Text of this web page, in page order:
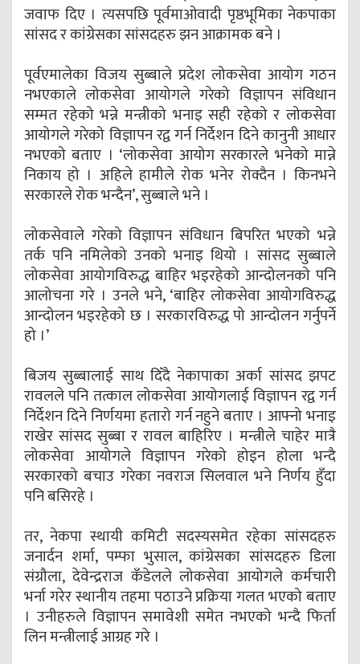
जवाफ दिए । त्यसपछि पूर्वमाओवादी पृष्ठभूमिका नेकपाका
सांसद र कांग्रेसका सांसदहरु झन आक्रामक बने ।
पूर्वएमालेका विजय सुब्बाले प्रदेश लोकसेवा आयोग गठन
नभएकाले लोकसेवा आयोगले गरेको विज्ञापन संविधान
सम्मत रहेको भन्ने मन्त्रीको भनाइ सही रहेको र लोकसेवा
आयोगले गरेको विज्ञापन रद्व गर्न निर्देशन दिने कानुनी आधार
नभएको बताए । ‘लोकसेवा आयोग सरकारले भनेको मान्ने
निकाय हो । अहिले हामीले रोक भनेर रोक्दैन । किनभने
सरकारले रोक भन्दैन’, सुब्बाले भने ।
लोकसेवाले गरेको विज्ञापन संविधान बिपरित भएको भन्ने
तर्क पनि नमिलेको उनको भनाइ थियो । सांसद सुब्बाले
लोकसेवा आयोगविरुद्ध बाहिर भइरहेको आन्दोलनको पनि
आलोचना गरे । उनले भने, ‘बाहिर लोकसेवा आयोगविरुद्ध
आन्दोलन भइरहेको छ । सरकारविरुद्ध पो आन्दोलन गर्नुपर्ने
हो ।’
बिजय सुब्बालाई साथ दिँदै नेकापाका अर्का सांसद झपट
रावलले पनि तत्काल लोकसेवा आयोगलाई विज्ञापन रद्व गर्न
निर्देशन दिने निर्णयमा हतारो गर्न नहुने बताए । आफ्नो भनाइ
राखेर सांसद सुब्बा र रावल बाहिरिए । मन्त्रीले चाहेर मात्रै
लोकसेवा आयोगले विज्ञापन गरेको होइन होला भन्दै
सरकारको बचाउ गरेका नवराज सिलवाल भने निर्णय हुँदा
पनि बसिरहे ।
तर, नेकपा स्थायी कमिटी सदस्यसमेत रहेका सांसदहरु
जनार्दन शर्मा, पम्फा भुसाल, कांग्रेसका सांसदहरु डिला
संग्रौला, देवेन्द्रराज कँडेलले लोकसेवा आयोगले कर्मचारी
भर्ना गरेर स्थानीय तहमा पठाउने प्रक्रिया गलत भएको बताए
। उनीहरुले विज्ञापन समावेशी समेत नभएको भन्दै फिर्ता
लिन मन्त्रीलाई आग्रह गरे ।